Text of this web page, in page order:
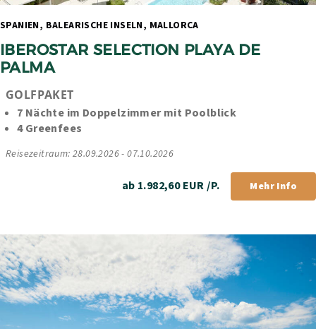
IBEROSTAR SELECTION PLAYA DE
PALMA
GOLFPAKET
7 Nächte im Doppelzimmer mit Poolblick
4 Greenfees
Reisezeitraum: 28.09.2026 - 07.10.2026
ab 1.982,60 EUR /P. Mehr Info